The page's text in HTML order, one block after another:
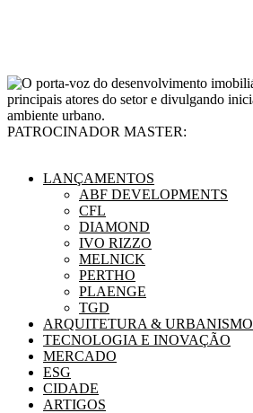
PATROCINADOR MASTER:
LANÇAMENTOS
ABF DEVELOPMENTS
CFL
DIAMOND
IVO RIZZO
MELNICK
PERTHO
PLAENGE
TGD
ARQUITETURA & URBANISMO
TECNOLOGIA E INOVAÇÃO
MERCADO
ESG
CIDADE
ARTIGOS